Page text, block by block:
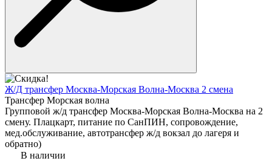
Ж/Д трансфер Москва-Морская Волна-Москва 2 смена
Трансфер Морская волна
Групповой ж/д трансфер Москва-Морская Волна-Москва на 2
смену. Плацкарт, питание по СанПИН, сопровождение,
мед.обслуживание, автотрансфер ж/д вокзал до лагеря и
обратно)
В наличии